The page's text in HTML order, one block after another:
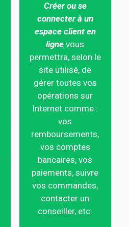
Créer ou se
connecter à un
espace client en
ligne vous
permettra, selon le
site utilisé, de
gérer toutes vos
opérations sur
Internet comme :
vos
remboursements,
vos comptes
bancaires, vos
paiements, suivre
vos commandes,
contacter un
conseiller, etc.